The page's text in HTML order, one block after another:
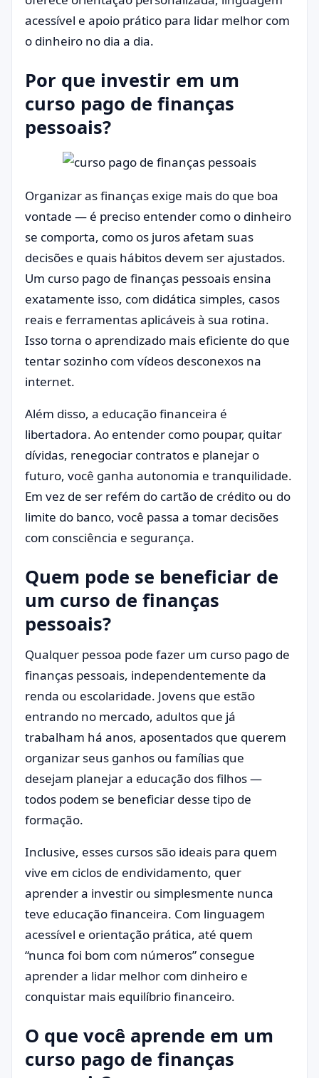
acessível e apoio prático para lidar melhor com
o dinheiro no dia a dia.
Por que investir em um
curso pago de finanças
pessoais?
Organizar as finanças exige mais do que boa
vontade — é preciso entender como o dinheiro
se comporta, como os juros afetam suas
decisões e quais hábitos devem ser ajustados.
Um curso pago de finanças pessoais ensina
exatamente isso, com didática simples, casos
reais e ferramentas aplicáveis à sua rotina.
Isso torna o aprendizado mais eficiente do que
tentar sozinho com vídeos desconexos na
internet.
Além disso, a educação financeira é
libertadora. Ao entender como poupar, quitar
dívidas, renegociar contratos e planejar o
futuro, você ganha autonomia e tranquilidade.
Em vez de ser refém do cartão de crédito ou do
limite do banco, você passa a tomar decisões
com consciência e segurança.
Quem pode se beneficiar de
um curso de finanças
pessoais?
Qualquer pessoa pode fazer um curso pago de
finanças pessoais, independentemente da
renda ou escolaridade. Jovens que estão
entrando no mercado, adultos que já
trabalham há anos, aposentados que querem
organizar seus ganhos ou famílias que
desejam planejar a educação dos filhos —
todos podem se beneficiar desse tipo de
formação.
Inclusive, esses cursos são ideais para quem
vive em ciclos de endividamento, quer
aprender a investir ou simplesmente nunca
teve educação financeira. Com linguagem
acessível e orientação prática, até quem
“nunca foi bom com números” consegue
aprender a lidar melhor com dinheiro e
conquistar mais equilíbrio financeiro.
O que você aprende em um
curso pago de finanças